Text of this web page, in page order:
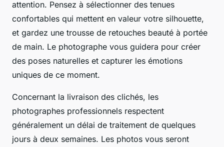
attention. Pensez à sélectionner des tenues
confortables qui mettent en valeur votre silhouette,
et gardez une trousse de retouches beauté à portée
de main. Le photographe vous guidera pour créer
des poses naturelles et capturer les émotions
uniques de ce moment.
Concernant la livraison des clichés, les
photographes professionnels respectent
généralement un délai de traitement de quelques
jours à deux semaines. Les photos vous seront